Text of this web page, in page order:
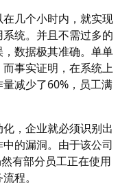
几个小时内，就实现
统。并且不需过多的
数据极其准确。单单
事实证明，在系统上
减少了60%，员工满
，企业就必须识别出
的漏洞。由于该公司
有部分员工正在使用
程。